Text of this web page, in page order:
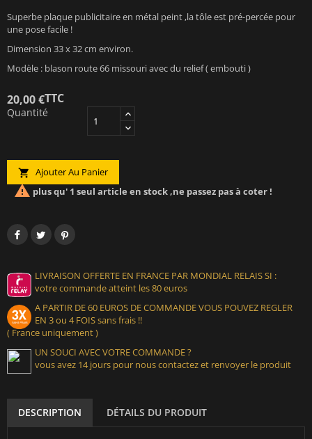
Superbe plaque publicitaire en métal peint ,la tôle est pré-percée pour
une pose facile !
Dimension 33 x 32 cm environ.
Modèle : blason route 66 missouri avec du relief ( embouti )
20,00 €TTC
Quantité
 Ajouter Au Panier
 plus qu' 1 seul article en stock ,ne passez pas à coter !
LIVRAISON OFFERTE EN FRANCE PAR MONDIAL RELAIS SI :
votre commande atteint les 80 euros
A PARTIR DE 60 EUROS DE COMMANDE VOUS POUVEZ REGLER
EN 3 ou 4 FOIS sans frais !!
( France uniquement )
UN SOUCI AVEC VOTRE COMMANDE ?
vous avez 14 jours pour nous contactez et renvoyer le produit
DESCRIPTION DÉTAILS DU PRODUIT